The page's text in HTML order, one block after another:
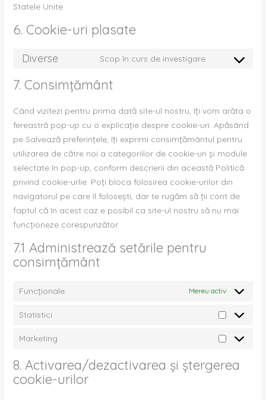
Statele Unite.
6. Cookie-uri plasate
Diverse Scop în curs de investigare
7. Consimțământ
Când vizitezi pentru prima dată site-ul nostru, îți vom arăta o
fereastră pop-up cu o explicație despre cookie-uri. Apăsând
pe Salvează preferințele, îți exprimi consimțământul pentru
utilizarea de către noi a categoriilor de cookie-uri și module
selectate în pop-up, conform descrierii din această Politică
privind cookie-urlie. Poți bloca folosirea cookie-urilor din
navigatorul pe care îl folosești, dar te rugăm să ții cont de
faptul că în acest caz e posibil ca site-ul nostru să nu mai
funcționeze corespunzător.
7.1 Administrează setările pentru
consimțământ
Funcționale Mereu activ
Statistici
Marketing
8. Activarea/dezactivarea și ștergerea
cookie-urilor